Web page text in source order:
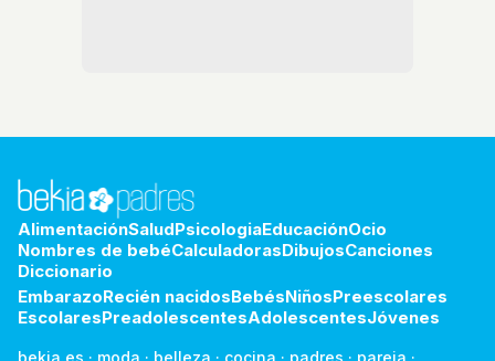
AlimentaciónSaludPsicologiaEducaciónOcio
Nombres de bebéCalculadorasDibujosCanciones
Diccionario
EmbarazoRecién nacidosBebésNiñosPreescolares
EscolaresPreadolescentesAdolescentesJóvenes
bekia.es · moda · belleza · cocina · padres · pareja ·